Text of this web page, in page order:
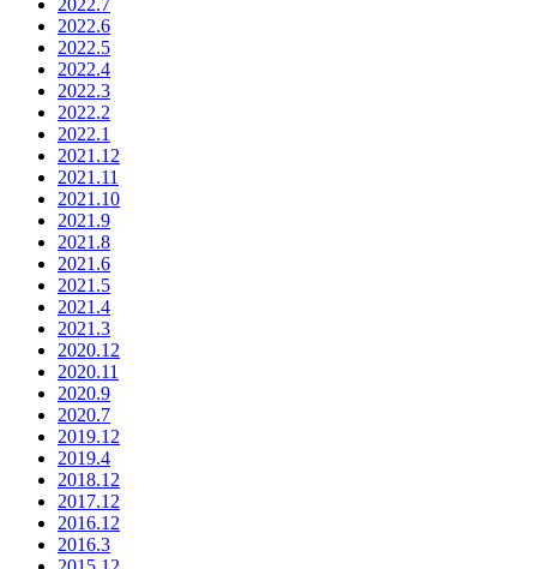
2022.6
2022.5
2022.4
2022.3
2022.2
2022.1
2021.12
2021.11
2021.10
2021.9
2021.8
2021.6
2021.5
2021.4
2021.3
2020.12
2020.11
2020.9
2020.7
2019.12
2019.4
2018.12
2017.12
2016.12
2016.3